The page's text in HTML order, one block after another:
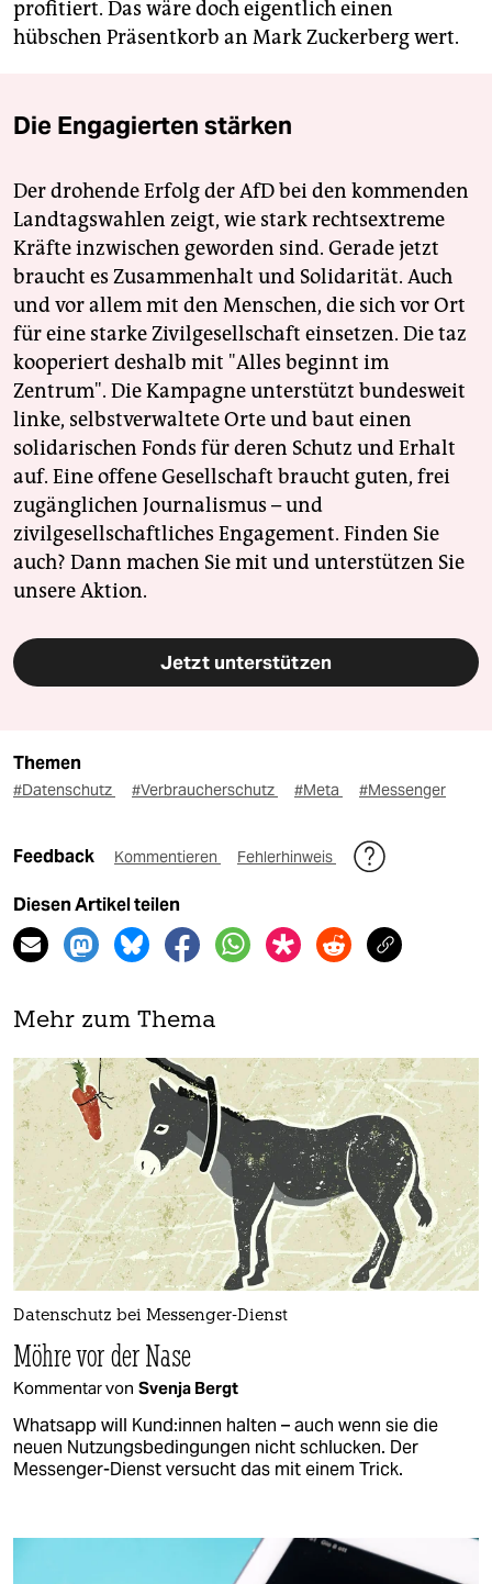
profitiert. Das wäre doch eigentlich einen
hübschen Präsentkorb an Mark Zuckerberg wert.
Die Engagierten stärken
Der drohende Erfolg der AfD bei den kommenden
Landtagswahlen zeigt, wie stark rechtsextreme
Kräfte inzwischen geworden sind. Gerade jetzt
braucht es Zusammenhalt und Solidarität. Auch
und vor allem mit den Menschen, die sich vor Ort
für eine starke Zivilgesellschaft einsetzen. Die taz
kooperiert deshalb mit "Alles beginnt im
Zentrum". Die Kampagne unterstützt bundesweit
linke, selbstverwaltete Orte und baut einen
solidarischen Fonds für deren Schutz und Erhalt
auf. Eine offene Gesellschaft braucht guten, frei
zugänglichen Journalismus – und
zivilgesellschaftliches Engagement. Finden Sie
auch? Dann machen Sie mit und unterstützen Sie
unsere Aktion.
Jetzt unterstützen
Themen
#Datenschutz #Verbraucherschutz #Meta #Messenger
Feedback Kommentieren Fehlerhinweis
Diesen Artikel teilen
Mehr zum Thema
Datenschutz bei Messenger-Dienst
Möhre vor der Nase
Kommentar von Svenja Bergt
Whatsapp will Kun­d:in­nen halten – auch wenn sie die
neuen Nutzungsbedingungen nicht schlucken. Der
Messenger-Dienst versucht das mit einem Trick.